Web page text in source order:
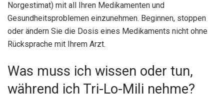
Norgestimat) mit all Ihren Medikamenten und
Gesundheitsproblemen einzunehmen. Beginnen, stoppen
oder ändern Sie die Dosis eines Medikaments nicht ohne
Rücksprache mit Ihrem Arzt.
Was muss ich wissen oder tun,
während ich Tri-Lo-Mili nehme?